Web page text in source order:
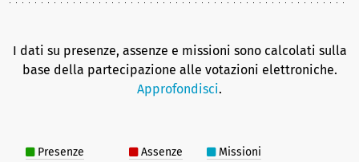
I dati su presenze, assenze e missioni sono calcolati sulla
base della partecipazione alle votazioni elettroniche.
Approfondisci.
Presenze Assenze Missioni